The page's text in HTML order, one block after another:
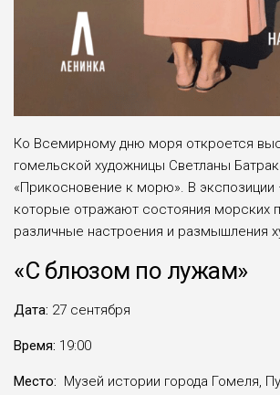
Ко Всемирному дню моря откроется
гомельской художницы Светланы
«Прикосновение к морю». В экспозиции
которые отражают состояния морских
различные настроения и размышления
«С блюзом по лужам»
Дата: 27 сентября
Время: 19:00
Место: Музей истории города Гомеля,